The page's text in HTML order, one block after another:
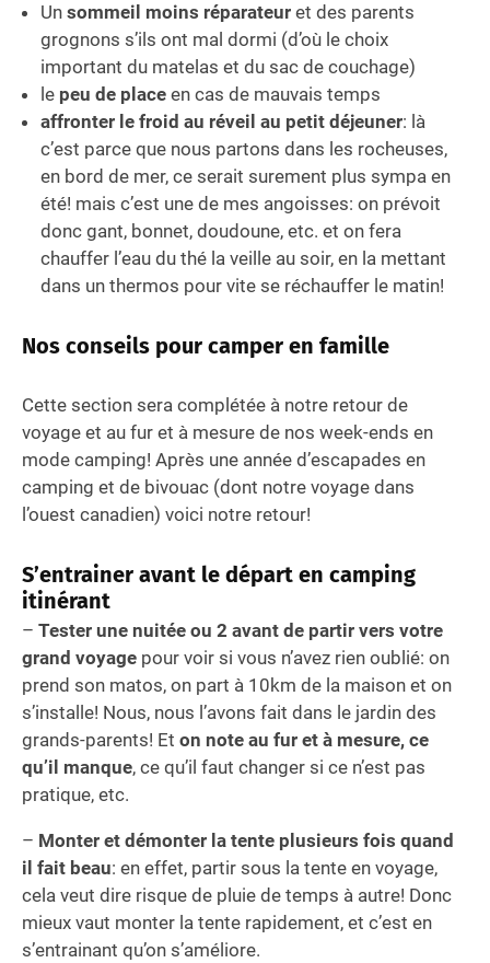
Un sommeil moins réparateur et des parents
grognons s’ils ont mal dormi (d’où le choix
important du matelas et du sac de couchage)
le peu de place en cas de mauvais temps
affronter le froid au réveil au petit déjeuner: là
c’est parce que nous partons dans les rocheuses,
en bord de mer, ce serait surement plus sympa en
été! mais c’est une de mes angoisses: on prévoit
donc gant, bonnet, doudoune, etc. et on fera
chauffer l’eau du thé la veille au soir, en la mettant
dans un thermos pour vite se réchauffer le matin!
Nos conseils pour camper en famille
Cette section sera complétée à notre retour de
voyage et au fur et à mesure de nos week-ends en
mode camping! Après une année d’escapades en
camping et de bivouac (dont notre voyage dans
l’ouest canadien) voici notre retour!
S’entrainer avant le départ en camping
itinérant
– Tester une nuitée ou 2 avant de partir vers votre
grand voyage pour voir si vous n’avez rien oublié: on
prend son matos, on part à 10km de la maison et on
s’installe! Nous, nous l’avons fait dans le jardin des
grands-parents! Et on note au fur et à mesure, ce
qu’il manque, ce qu’il faut changer si ce n’est pas
pratique, etc.
– Monter et démonter la tente plusieurs fois quand
il fait beau: en effet, partir sous la tente en voyage,
cela veut dire risque de pluie de temps à autre! Donc
mieux vaut monter la tente rapidement, et c’est en
s’entrainant qu’on s’améliore.